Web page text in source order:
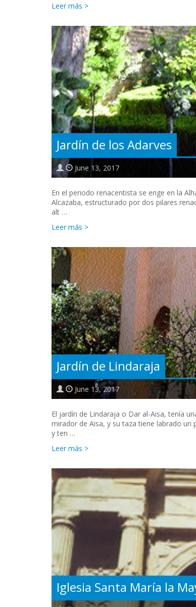
Leer más >
Jardín de los Adarves
June 13, 2017
En el periodo renacentista se erige en la
Alcazaba, estructurado por dos pilares
alt …
Leer más >
Jardín de Lindaraja
June 13, 2017
El jardín de Lindaraja o Dar al-Aisa, tenía
mirador de Aisa, y su taza tiene labrado
y ten …
Leer más >
Iglesia Santa María la